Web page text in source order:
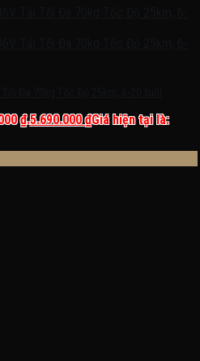
₫.5.690.000₫Giá hiện tại là: